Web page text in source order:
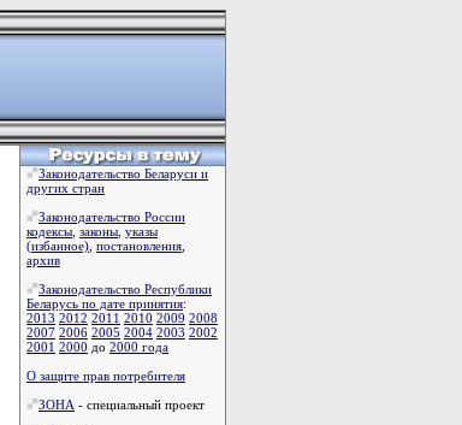
Законодательство Беларуси и
других стран
Законодательство России
кодексы законы указы
(избанное) постановления
архив
Законодательство Республики
Беларусь по дате принятия:
2013 2012 2011 2010 2009 2008
2007 2006 2005 2004 2003 2002
2001 2000 до 2000 года
О защите прав потребителя
ЗОНА - специальный проект